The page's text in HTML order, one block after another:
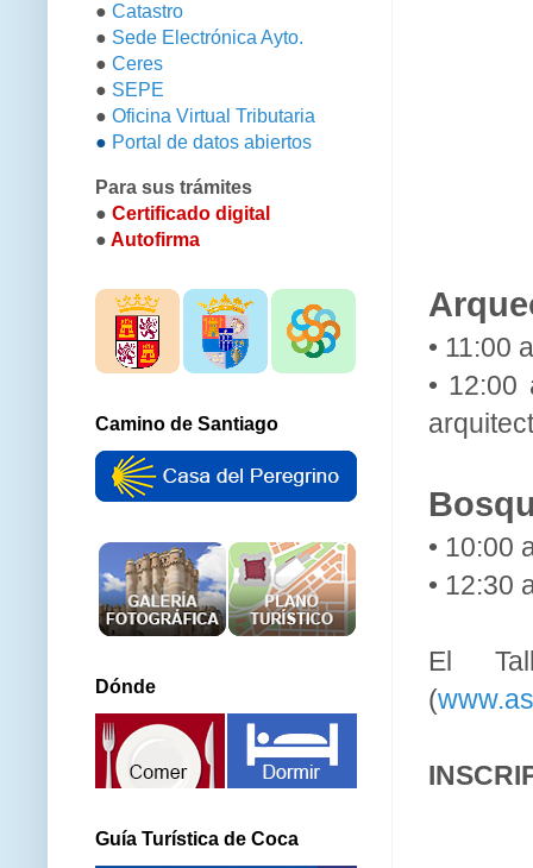
• 11:00
•
• 10:00
• 12:30
El
(
● Catastro
● Sede Electrónica Ayto.
● Ceres
● SEPE
● Oficina Virtual Tributaria
● Portal de datos abiertos
Para sus trámites
● Certificado digital
● Autofirma
Camino de Santiago
Dónde
Guía Turística de Coca